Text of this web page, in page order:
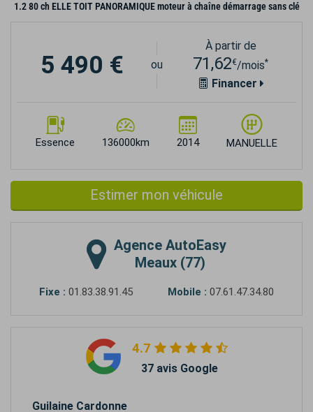
1.2 80 ch ELLE TOIT PANORAMIQUE moteur à chaîne démarrage sans clé
Essence 136000km 2014 MANUELLE
5 490 € ou
À partir de
71,62€/mois*
Financer
Estimer mon véhicule
Agence AutoEasy
Meaux (77)
Fixe : 01.83.38.91.45 Mobile : 07.61.47.34.80
4.7
37 avis Google
Guilaine Cardonne